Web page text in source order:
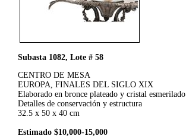
Subasta 1082, Lote # 58
CENTRO DE MESA
EUROPA, FINALES DEL SIGLO XIX
Elaborado en bronce plateado y cristal esmerilado
Detalles de conservación y estructura
32.5 x 50 x 40 cm
Estimado $10,000-15,000